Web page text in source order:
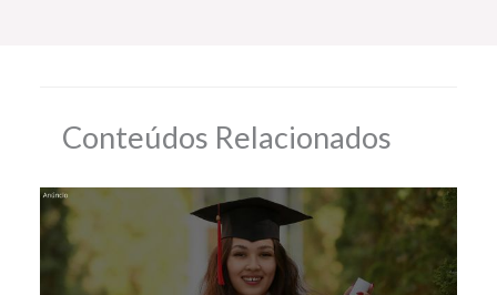
Conteúdos Relacionados